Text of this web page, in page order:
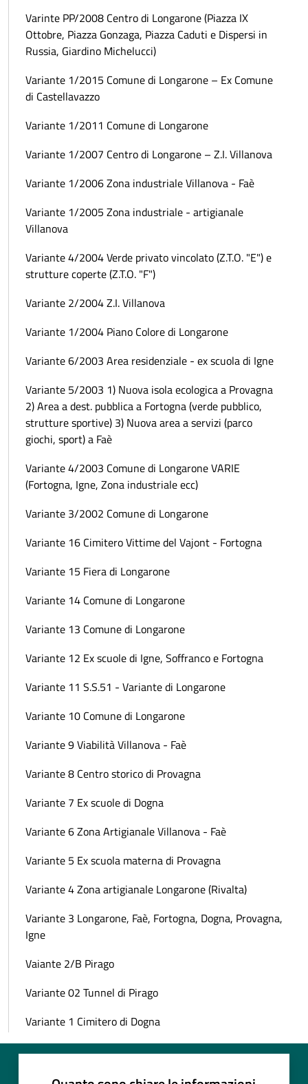
Varinte PP/2008 Centro di Longarone (Piazza IX
Ottobre, Piazza Gonzaga, Piazza Caduti e Dispersi in
Russia, Giardino Michelucci)
Variante 1/2015 Comune di Longarone – Ex Comune
di Castellavazzo
Variante 1/2011 Comune di Longarone
Variante 1/2007 Centro di Longarone – Z.I. Villanova
Variante 1/2006 Zona industriale Villanova - Faè
Variante 1/2005 Zona industriale - artigianale
Villanova
Variante 4/2004 Verde privato vincolato (Z.T.O. "E") e
strutture coperte (Z.T.O. "F")
Variante 2/2004 Z.I. Villanova
Variante 1/2004 Piano Colore di Longarone
Variante 6/2003 Area residenziale - ex scuola di Igne
Variante 5/2003 1) Nuova isola ecologica a Provagna
2) Area a dest. pubblica a Fortogna (verde pubblico,
strutture sportive) 3) Nuova area a servizi (parco
giochi, sport) a Faè
Variante 4/2003 Comune di Longarone VARIE
(Fortogna, Igne, Zona industriale ecc)
Variante 3/2002 Comune di Longarone
Variante 16 Cimitero Vittime del Vajont - Fortogna
Variante 15 Fiera di Longarone
Variante 14 Comune di Longarone
Variante 13 Comune di Longarone
Variante 12 Ex scuole di Igne, Soffranco e Fortogna
Variante 11 S.S.51 - Variante di Longarone
Variante 10 Comune di Longarone
Variante 9 Viabilità Villanova - Faè
Variante 8 Centro storico di Provagna
Variante 7 Ex scuole di Dogna
Variante 6 Zona Artigianale Villanova - Faè
Variante 5 Ex scuola materna di Provagna
Variante 4 Zona artigianale Longarone (Rivalta)
Variante 3 Longarone, Faè, Fortogna, Dogna, Provagna,
Igne
Vaiante 2/B Pirago
Variante 02 Tunnel di Pirago
Variante 1 Cimitero di Dogna